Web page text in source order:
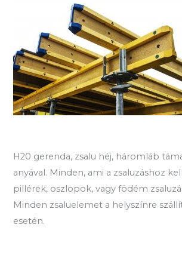
H20 gerenda, zsalu héj, háromláb
anyával. Minden, ami a zsaluzáshoz
pillérek, oszlopok, vagy födém
Minden zsaluelemet a helyszínre
esetén.